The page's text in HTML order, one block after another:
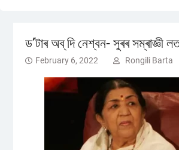
ড’টাৰ অব্ দি নেশ্বন- সুৰৰ সম্ৰাজ্ঞী
February 6, 2022 Rongili Barta